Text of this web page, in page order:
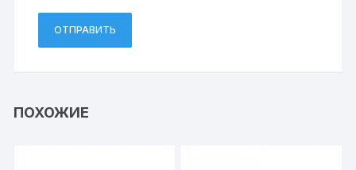
ПОХОЖИЕ